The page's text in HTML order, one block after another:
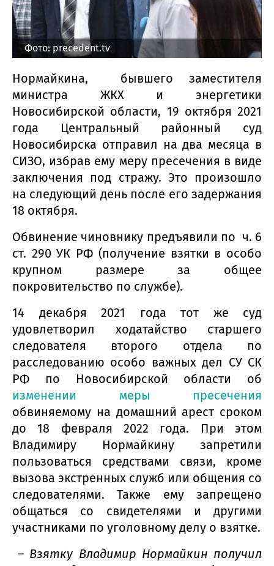
Фото: precedent.tv
Нормайкина, бывшего заместителя
министра ЖКХ и энергетики
Новосибирской области, 19 октября 2021
года Центральный районный суд
Новосибирска отправил на два месяца в
СИЗО, избрав ему меру пресечения в виде
заключения под стражу. Это произошло
на следующий день после его задержания
18 октября.
Обвинение чиновнику предъявили по ч. 6
ст. 290 УК РФ (получение взятки в особо
крупном размере за общее
покровительство по службе).
14 декабря 2021 года тот же суд
удовлетворил ходатайство старшего
следователя второго отдела по
расследованию особо важных дел СУ СК
РФ по Новосибирской области об
изменении меры пресечения
обвиняемому на домашний арест сроком
до 18 февраля 2022 года. При этом
Владимиру Нормайкину запретили
пользоваться средствами связи, кроме
вызова экстренных служб или общения со
следователями. Также ему запрещено
общаться со свидетелями и другими
участниками по уголовному делу о взятке.
– Взятку Владимир Нормайкин получил